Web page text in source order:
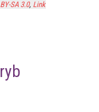
SA 3.0, Link